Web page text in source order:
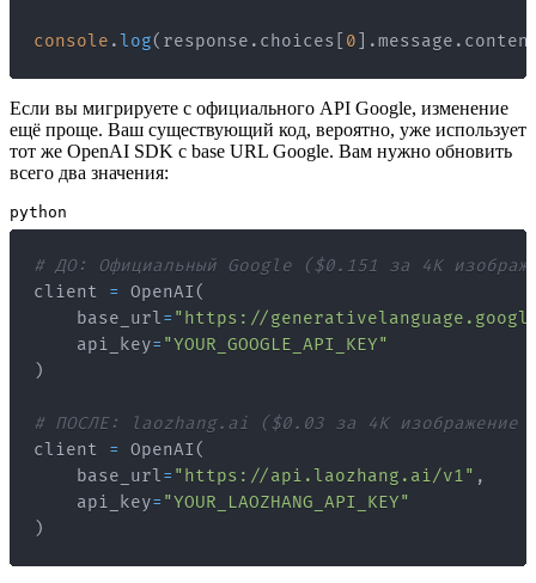
console .log( response . choices 0 .message .
Если вы мигрируете с официального API Google, изменение
ещё проще. Ваш существующий код, вероятно, уже использует
тот же OpenAI SDK с base URL Google. Вам нужно обновить
всего два значения:
python
# ДО: Официальный Google ($0.151 за 4K
client = OpenAI(
    base_url
= "https://
    api_key
= "YOUR_GOOGLE_API_KEY"
)
# ПОСЛЕ: laozhang.ai ($0.03 за 4K изображение
client = OpenAI(
    base_url
= "https://api.laozhang.ai/v1" ,
    api_key
= "YOUR_LAOZHANG_API_KEY"
)